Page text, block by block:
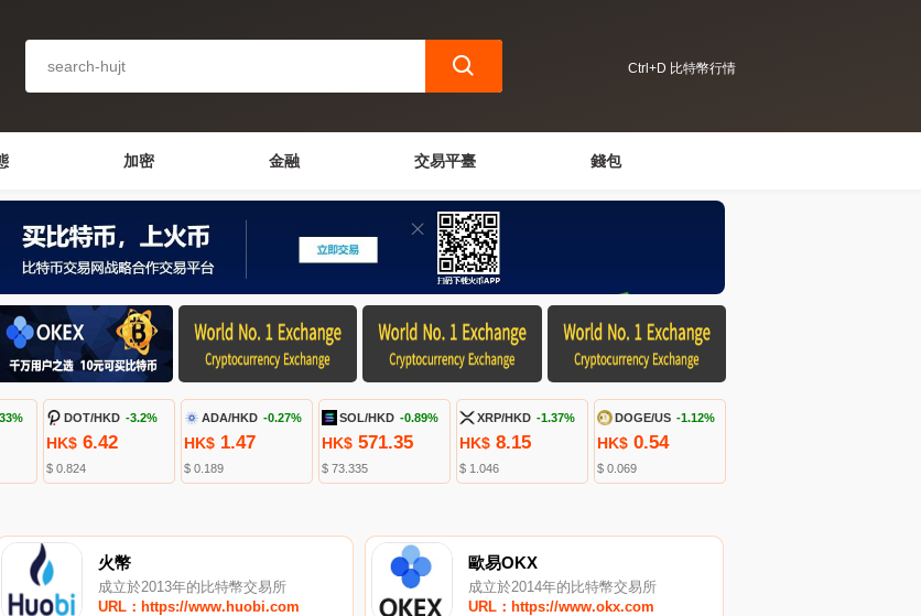
Ctrl+D 比特幣行情
加密 金融 交易平臺 錢包
DOT/HKD -3.27%
HK$6.41
$ 0.823
ADA/HKD -0.23%
HK$1.47
$ 0.189
SOL/HKD -0.89%
HK$ 571.35
$ 73.335
XRP/HKD -1.37%
HK$ 8.15
$ 1.046
DOGE/US -1.15%
HK$ 0.54
$ 0.069
火幣
成立於2013年的比特幣交易所
URL：https://www.huobi.com
歐易OKX
成立於2014年的比特幣交易所
URL：https://www.okx.com